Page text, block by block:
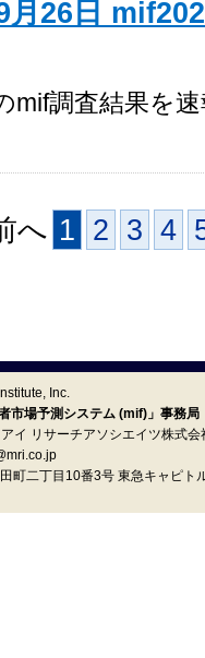
月26日
mif調査結果を
へ 1 2 3 4
Inc.
市場予測システム (mif)」事務局
イ リサーチアソシエイツ株式会
町二丁目10番3号 東急キャピト